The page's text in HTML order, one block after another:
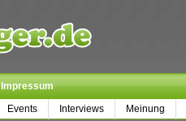
Impressum
Events Interviews Meinung